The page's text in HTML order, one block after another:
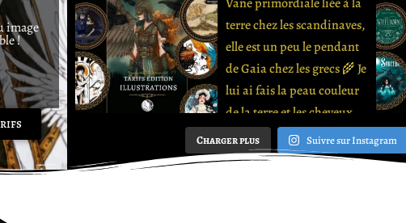
image
!
Charger plus Suivre sur Instagram